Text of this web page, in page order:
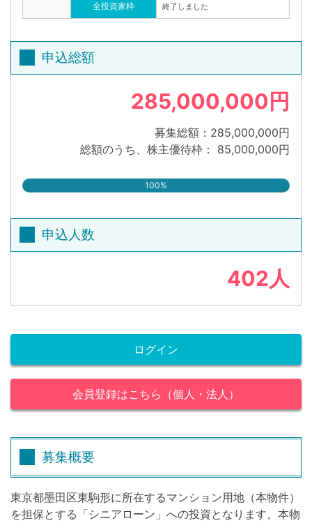
全投資家枠 終了しました
申込総額
285,000,000円
募集総額：285,000,000円
総額のうち、株主優待枠： 85,000,000円
100%
申込人数
402人
ログイン
会員登録はこちら（個人・法人）
募集概要
東京都墨田区東駒形に所在するマンション用地（本物件）
を担保とする「シニアローン」への投資となります。本物